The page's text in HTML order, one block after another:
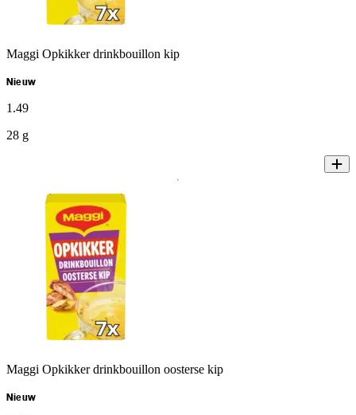
Maggi Opkikker drinkbouillon kip
Nieuw
1 .49
28 g
Maggi Opkikker drinkbouillon oosterse kip
Nieuw